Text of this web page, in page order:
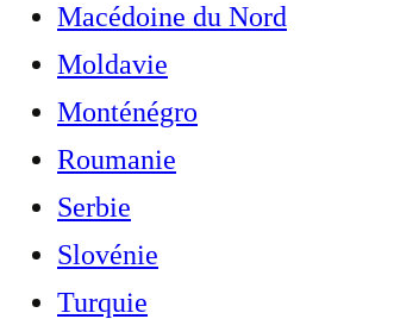
Macédoine du Nord
Moldavie
Monténégro
Roumanie
Serbie
Slovénie
Turquie